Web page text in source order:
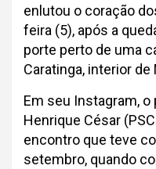
enlutou o coração
feira (5), após a
porte perto de uma
Caratinga, interior de
Em seu Instagram,
Henrique César
encontro que teve
setembro, quando